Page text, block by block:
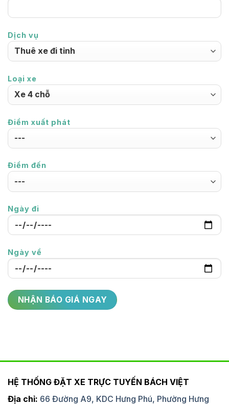
Dịch vụ
Loại xe
Điểm xuất phát
Điểm đến
Ngày đi
Ngày về
HỆ THỐNG ĐẶT XE TRỰC TUYẾN BÁCH VIỆT
Địa chỉ: 66 Đường A9, KDC Hưng Phú, Phường Hưng